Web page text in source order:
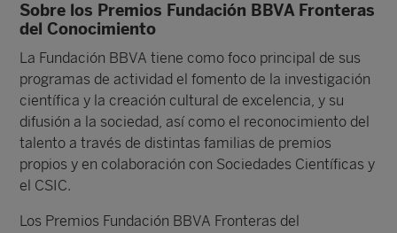
Sobre los Premios Fundación BBVA Fronteras
del Conocimiento
La Fundación BBVA tiene como foco principal de sus
programas de actividad el fomento de la investigación
científica y la creación cultural de excelencia, y su
difusión a la sociedad, así como el reconocimiento del
talento a través de distintas familias de premios
propios y en colaboración con Sociedades Científicas y
el CSIC.
Los Premios Fundación BBVA Fronteras del